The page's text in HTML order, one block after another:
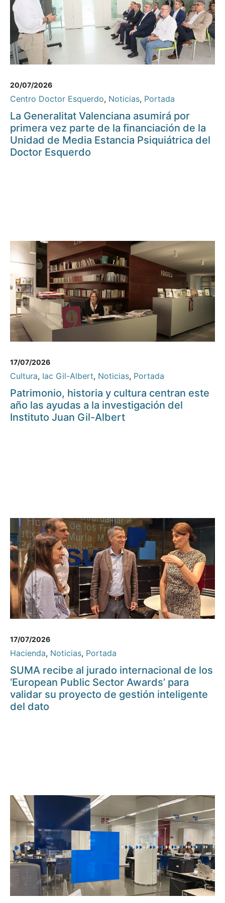
20/07/2026
Centro Doctor Esquerdo, Noticias, Portada
La Generalitat Valenciana asumirá por
primera vez parte de la financiación de la
Unidad de Media Estancia Psiquiátrica del
Doctor Esquerdo
17/07/2026
Cultura, Iac Gil-Albert, Noticias, Portada
Patrimonio, historia y cultura centran este
año las ayudas a la investigación del
Instituto Juan Gil-Albert
17/07/2026
Hacienda, Noticias, Portada
SUMA recibe al jurado internacional de los
‘European Public Sector Awards’ para
validar su proyecto de gestión inteligente
del dato